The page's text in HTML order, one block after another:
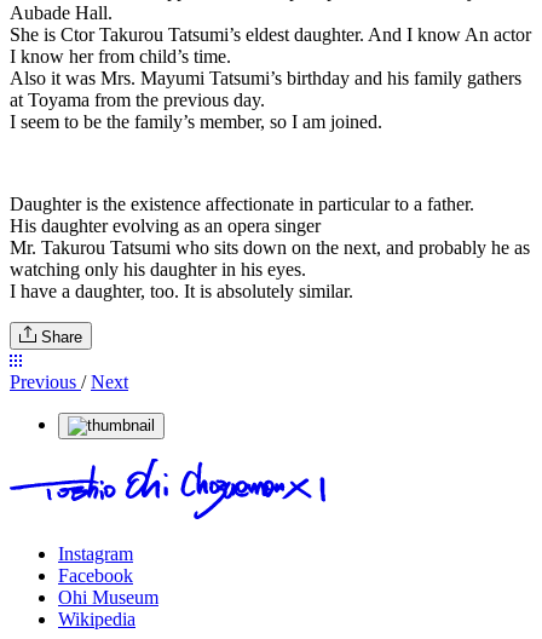
Aubade Hall.
She is Ctor Takurou Tatsumi’s eldest daughter. And I know An actor
I know her from child’s time.
Also it was Mrs. Mayumi Tatsumi’s birthday and his family gathers
at Toyama from the previous day.
I seem to be the family’s member, so I am joined.
Daughter is the existence affectionate in particular to a father.
His daughter evolving as an opera singer
Mr. Takurou Tatsumi who sits down on the next, and probably he as
watching only his daughter in his eyes.
I have a daughter, too. It is absolutely similar.
Share
Previous / Next
Instagram
Facebook
Ohi Museum
Wikipedia